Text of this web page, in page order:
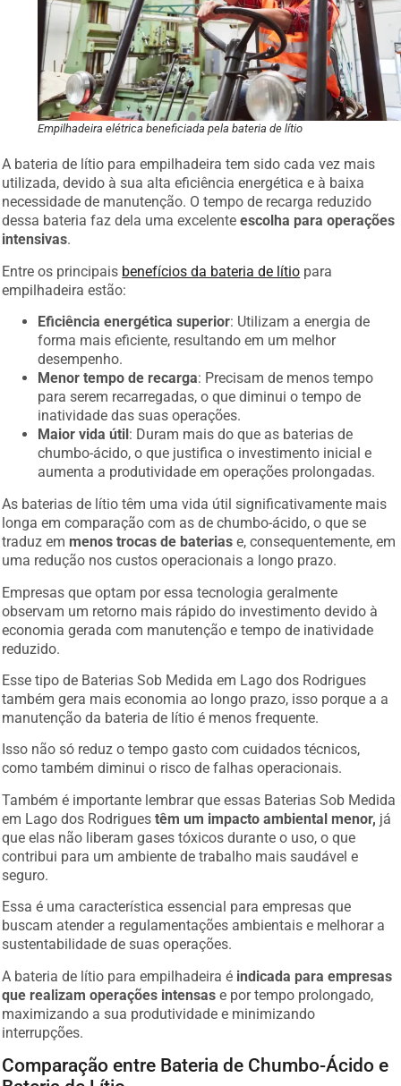
Empilhadeira elétrica beneficiada pela bateria de lítio
A bateria de lítio para empilhadeira tem sido cada vez mais
utilizada, devido à sua alta eficiência energética e à baixa
necessidade de manutenção. O tempo de recarga reduzido
dessa bateria faz dela uma excelenteescolha para operações
intensivas
Entre os principais benefícios da bateria de lítio para
empilhadeira estão:
Eficiência energética superior: Utilizam a energia de
forma mais eficiente, resultando em um melhor
desempenho.
Menor tempo de recarga: Precisam de menos tempo
para serem recarregadas, o que diminui o tempo de
inatividade das suas operações.
Maior vida útil: Duram mais do que as baterias de
chumbo-ácido, o que justifica o investimento inicial e
aumenta a produtividade em operações prolongadas.
As baterias de lítio têm uma vida útil significativamente mais
longa em comparação com as de chumbo-ácido, o que se
traduz em menos trocas de baterias e, consequentemente, em
uma redução nos custos operacionais a longo prazo.
Empresas que optam por essa tecnologia geralmente
observam um retorno mais rápido do investimento devido à
economia gerada com manutenção e tempo de inatividade
reduzido.
Esse tipo de Baterias Sob Medida em Lago dos Rodrigues
também gera mais economia ao longo prazo, isso porque a a
manutenção da bateria de lítio é menos frequente.
Isso não só reduz o tempo gasto com cuidados técnicos,
como também diminui o risco de falhas operacionais.
Também é importante lembrar que essas Baterias Sob Medida
em Lago dos Rodriguestêm um impacto ambiental menor, já
que elas não liberam gases tóxicos durante o uso, o que
contribui para um ambiente de trabalho mais saudável e
seguro.
Essa é uma característica essencial para empresas que
buscam atender a regulamentações ambientais e melhorar a
sustentabilidade de suas operações.
A bateria de lítio para empilhadeira é indicada para empresas
que realizam operações intensas e por tempo prolongado,
maximizando a sua produtividade e minimizando
interrupções.
Comparação entre Bateria de Chumbo-Ácido e